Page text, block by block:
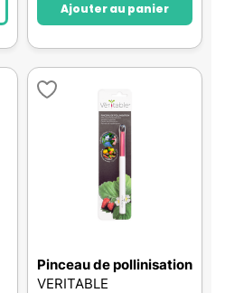
Ajouter au panier
Pinceau de pollinisation
VERITABLE